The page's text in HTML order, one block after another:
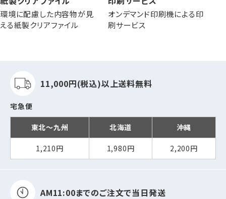
環境に配慮した内容物が見
える紙製クリアファイル
オンデマンド印刷機による印
刷サービス
11,000円(税込)以上送料無料
宅急便
東北～九州 北海道 沖縄
1,210円 1,980円 2,200円
AM11:00までのご注文で当日発送